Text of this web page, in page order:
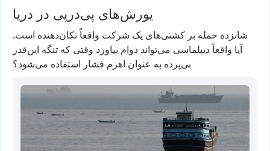
یورش‌های پی‌درپی در دریا
شانزده حمله بر کشتی‌های یک شرکت واقعاًتکان‌دهنده است.
آیا واقعاًدیپلماسی می‌تواند دوام بیاورد وقتی که تنگه این‌قدر
بی‌پرده به عنوان اهرم فشار استفاده می‌شود؟